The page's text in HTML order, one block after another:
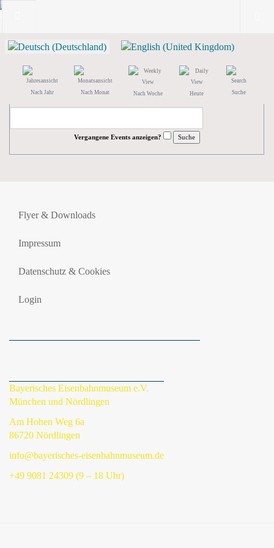
Nach Jahr Nach Monat Nach Woche Heute Suche
Vergangene Events anzeigen?
Flyer & Downloads
Impressum
Datenschutz & Cookies
Login
Bayerisches Eisenbahnmuseum e.V.
München und Nördlingen
Am Hohen Weg 6a
86720 Nördlingen
info@bayerisches-eisenbahnmuseum.de
+49 9081 24309 (9 – 18 Uhr)